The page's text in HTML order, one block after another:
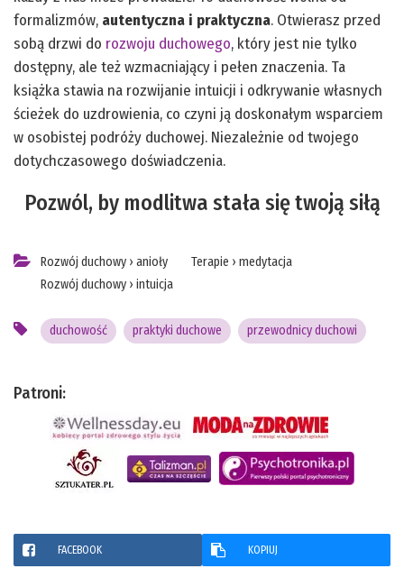
formalizmów, autentyczna i praktyczna. Otwierasz przed
sobą drzwi do rozwoju duchowego, który jest nie tylko
dostępny, ale też wzmacniający i pełen znaczenia. Ta
książka stawia na rozwijanie intuicji i odkrywanie własnych
ścieżek do uzdrowienia, co czyni ją doskonałym wsparciem
w osobistej podróży duchowej. Niezależnie od twojego
dotychczasowego doświadczenia.
Pozwól, by modlitwa stała się twoją siłą
Rozwój duchowy › anioły
Rozwój duchowy › intuicja
Terapie › medytacja
duchowość praktyki duchowe przewodnicy duchowi
Patroni:
FACEBOOK KOPIUJ